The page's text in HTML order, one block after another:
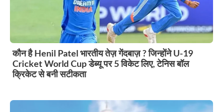
कौन है Henil Patel भारतीय तेज़ गेंदबाज़ ? जिन्होंने U-19
Cricket World Cup डेब्यू पर 5 विकेट लिए, टेनिस बॉल
क्रिकेट से बनी सटीकता